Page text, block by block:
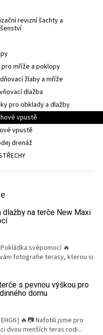
revizní šachty a
pro mříže a poklopy
žlaby a mříže
dlažba
pro obklady a dlažby
vpustě
vpustě
drenáž
dlažby na terče New Maxi
Pokládka svépomocí 🔥
fotografie terasy, kterou si
s pevnou výškou pro
domu
EHG6 | 🔥📷 Nafotili jsme pro
dvou menších teras rodi...